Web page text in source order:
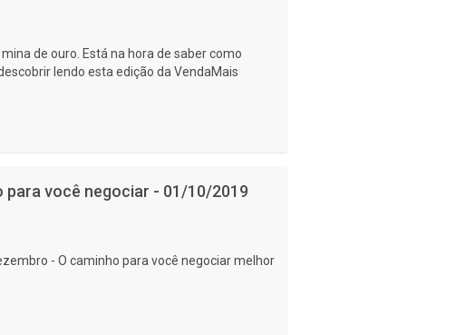
de ouro. Está na hora de saber como
lendo esta edição da VendaMais
para você negociar - 01/10/2019
- O caminho para você negociar melhor